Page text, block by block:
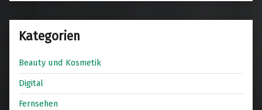
Kategorien
Beauty und Kosmetik
Digital
Fernsehen